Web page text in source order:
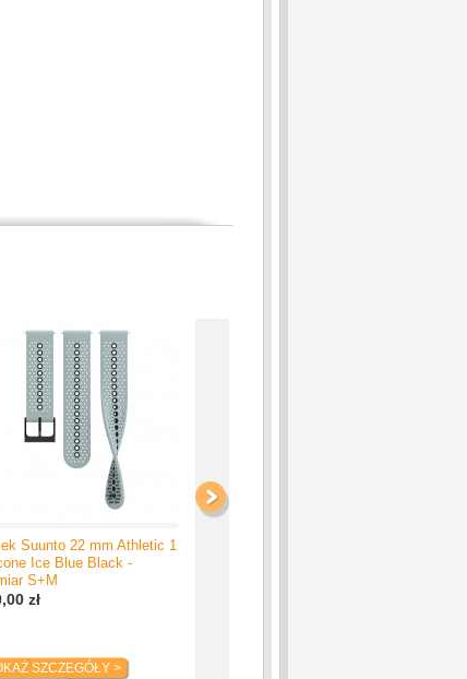
Suunto 22 mm Athletic 1
Ice Blue Black -
S+M
zł
SZCZEGÓŁY >